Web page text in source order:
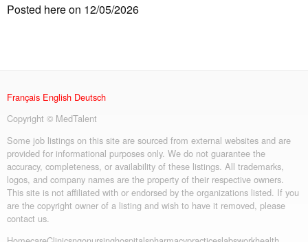
Posted here on 12/05/2026
Français English Deutsch
Copyright © MedTalent
Some job listings on this site are sourced from external websites and are
provided for informational purposes only. We do not guarantee the
accuracy, completeness, or availability of these listings. All trademarks,
logos, and company names are the property of their respective owners.
This site is not affiliated with or endorsed by the organizations listed. If you
are the copyright owner of a listing and wish to have it removed, please
contact us.